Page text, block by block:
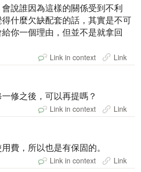
說誰因為這樣的關係受到不利
什麼欠缺配套的話，其實是不可
你一個理由，但並不是就拿回
Link in context Link
修之後，可以再提嗎？
Link in context Link
費，所以也是有保固的。
Link in context Link